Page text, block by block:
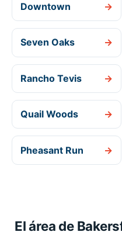
Downtown →
Seven Oaks →
Rancho Tevis →
Quail Woods →
Pheasant Run →
El área de